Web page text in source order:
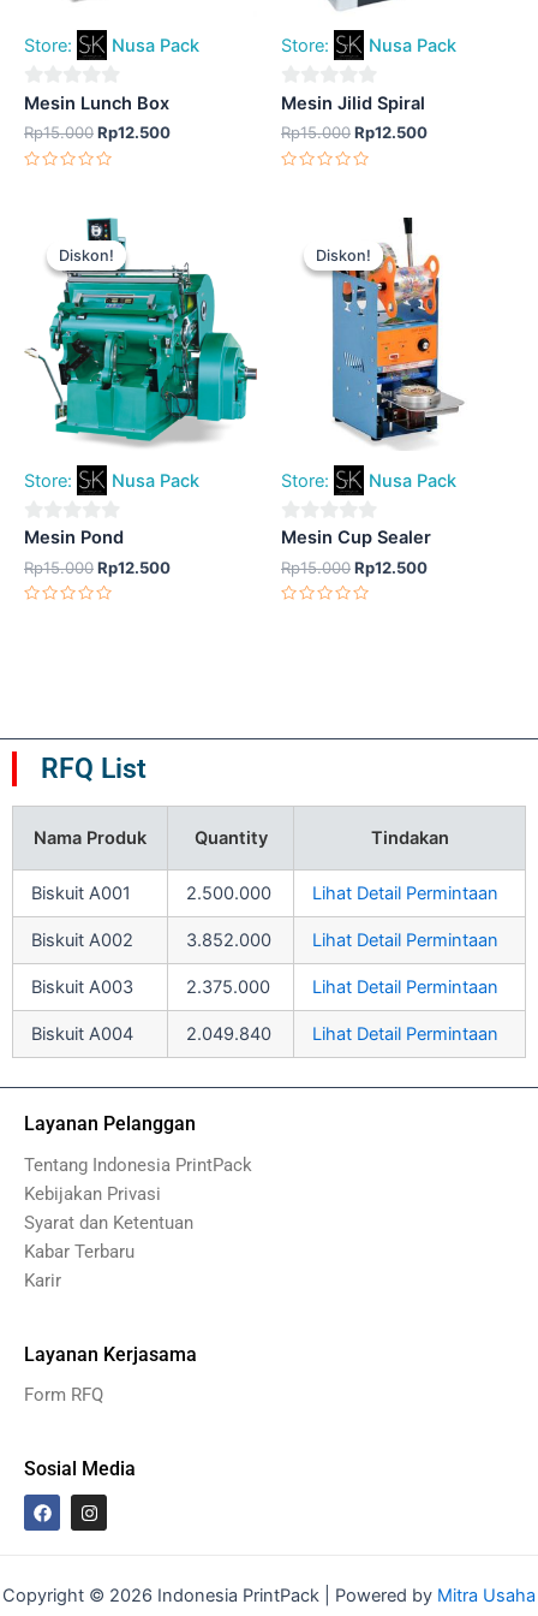
Store: Nusa Pack
0
out
of
Mesin Lunch Box
Rp15.000Rp12.500
Store: Nusa Pack
0
out
of
Mesin Jilid Spiral
Rp15.000Rp12.500
Diskon!
Store: Nusa Pack
0
out
of
Diskon!
Mesin Pond
Rp15.000
Harga
aslinya
adalah:
Rp15.000.
Rp12.500
ini
adalah:
Rp12.500.
Diskon!
Store: Nusa Pack
0
out
of
Diskon!
Mesin Cup Sealer
Rp15.000
aslinya
adalah:
Rp15.000.
Rp12.500
ini
adalah:
Rp12.500.
RFQ List
Nama Produk Quantity Tindakan
Biskuit A001 2.500.000 Lihat Detail Permintaan
Biskuit A002 3.852.000 Lihat Detail Permintaan
Biskuit A003 2.375.000 Lihat Detail Permintaan
Biskuit A004 2.049.840 Lihat Detail Permintaan
Layanan Pelanggan
Tentang Indonesia PrintPack
Kebijakan Privasi
Syarat dan Ketentuan
Kabar Terbaru
Karir
Layanan Kerjasama
Form RFQ
Sosial Media
F
a
c
o
o
I
n
s
g
Copyright © 2026 Indonesia PrintPack | Powered by Mitra Usaha